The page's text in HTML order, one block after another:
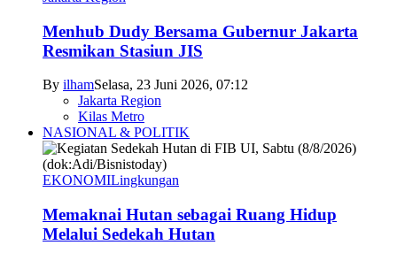
Menhub Dudy Bersama Gubernur Jakarta
Resmikan Stasiun JIS
By ilhamSelasa, 23 Juni 2026, 07:12
Jakarta Region
Kilas Metro
NASIONAL & POLITIK
EKONOMILingkungan
Memaknai Hutan sebagai Ruang Hidup
Melalui Sedekah Hutan